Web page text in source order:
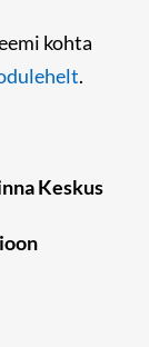
kohta
.
Keskus